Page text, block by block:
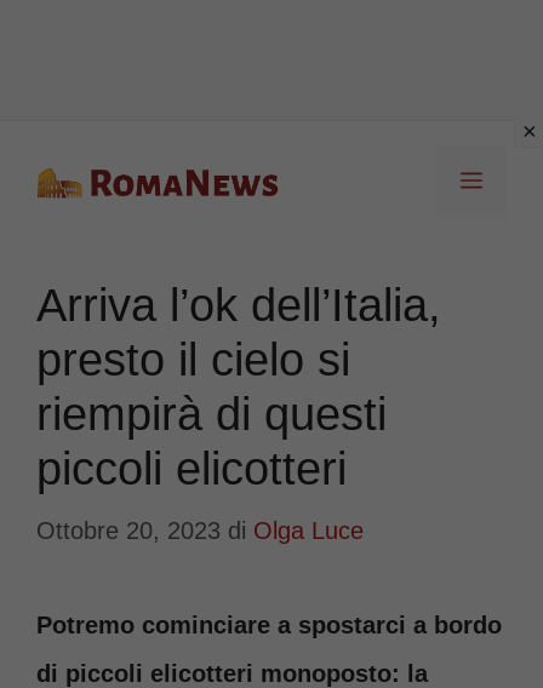
Menu
Arriva l’ok dell’Italia,
presto il cielo si
riempirà di questi
piccoli elicotteri
Ottobre 20, 2023 di Olga Luce
Potremo cominciare a spostarci a bordo
di piccoli elicotteri monoposto: la